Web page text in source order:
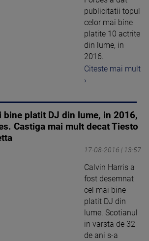
publicitatii topul
celor mai bine
platite 10 actrite
din lume, in
2016.
Citeste mai mult
›
bine platit DJ din lume, in 2016,
Castiga mai mult decat Tiesto
17-08-2016 | 13:57
Calvin Harris a
fost desemnat
cel mai bine
platit DJ din
lume. Scotianul
in varsta de 32
de ani s-a